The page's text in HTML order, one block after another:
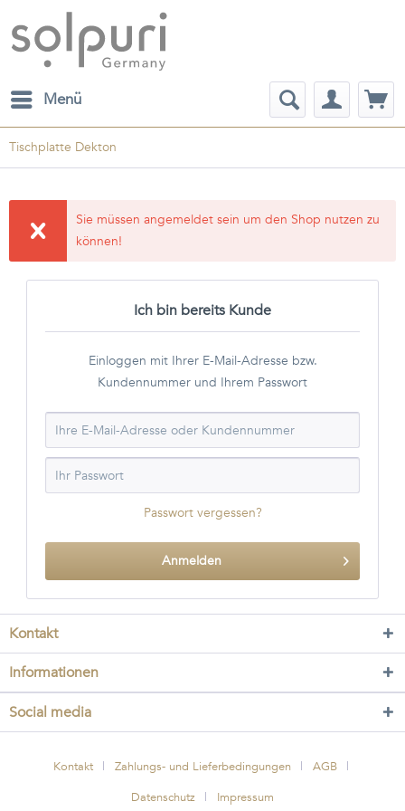
Menü
Tischplatte Dekton
Sie müssen angemeldet sein um den Shop nutzen zu
können!
Ich bin bereits Kunde
Einloggen mit Ihrer E-Mail-Adresse bzw.
Kundennummer und Ihrem Passwort
Passwort vergessen?
Anmelden
Kontakt
Informationen
Social media
Kontakt Zahlungs- und Lieferbedingungen
AGB
Datenschutz
Impressum